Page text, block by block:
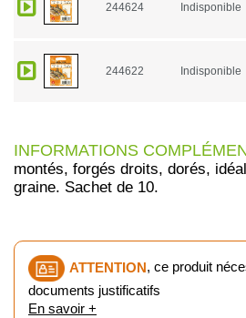
244624 Indisponible
244622 Indisponible
INFORMATIONS
montés, forgés droits, dorés,
graine. Sachet de 10.
ATTENTION, ce produit
documents justificatifs
En savoir +